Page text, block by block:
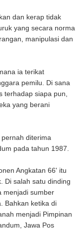
dan kerap tidak
yang secara norma
manipulasi dan
ia terikat
pemilu. Di sana
terhadap siapa pun,
yang berani
diterima
pada tahun 1987.
Angkatan 66' itu
Di salah satu dinding
menjadi sumber
Bahkan ketika di
menjadi Pimpinan
Jawa Pos